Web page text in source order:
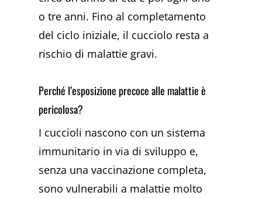
o tre anni. Fino al completamento
del ciclo iniziale, il cucciolo resta a
rischio di malattie gravi.
Perché l’esposizione precoce alle malattie è
pericolosa?
I cuccioli nascono con un sistema
immunitario in via di sviluppo e,
senza una vaccinazione completa,
sono vulnerabili a malattie molto